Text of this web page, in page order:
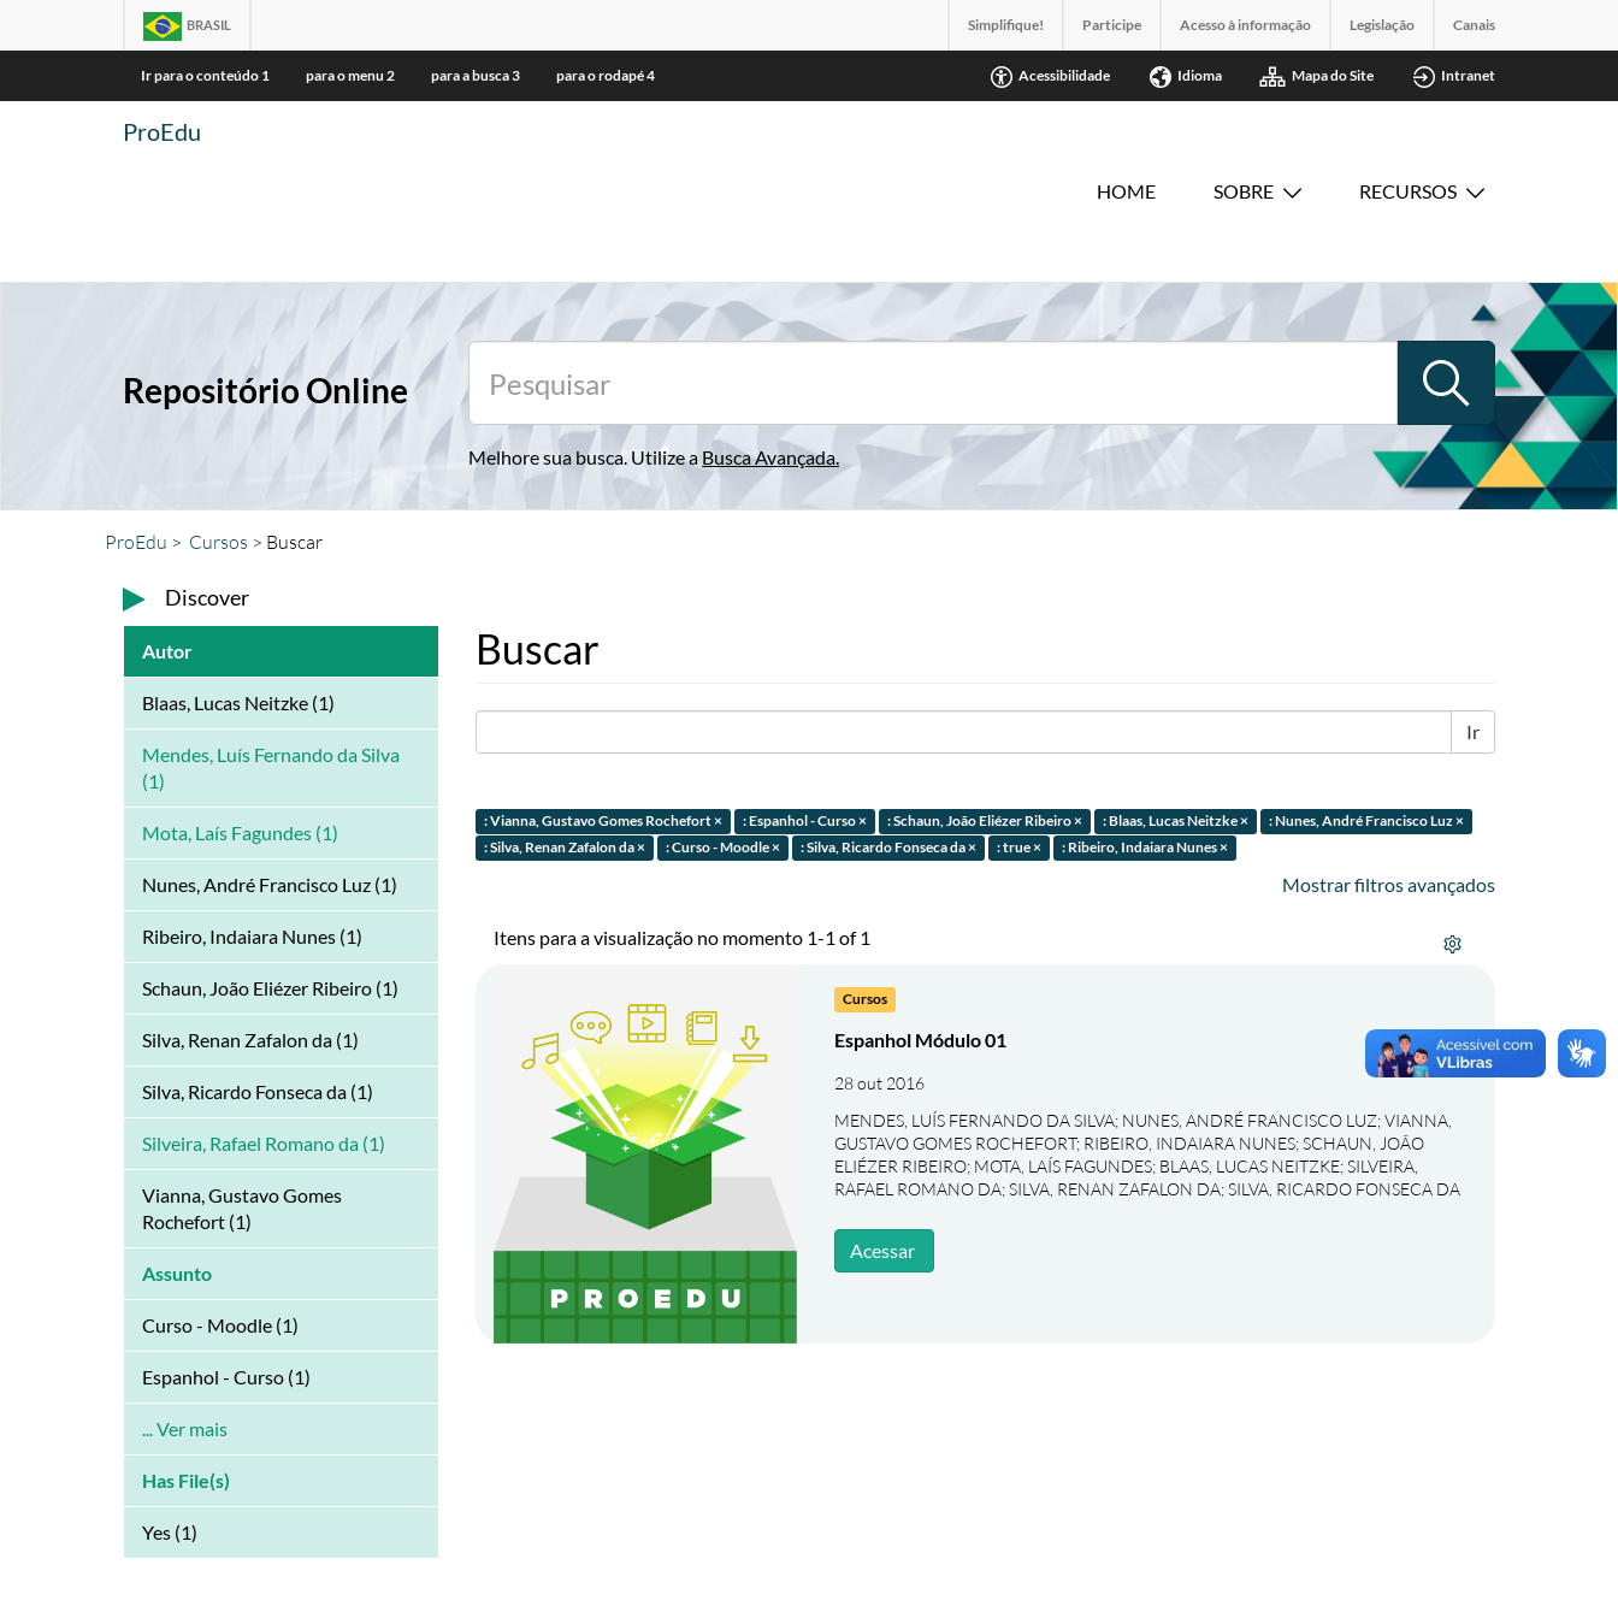
BRASIL Simplifique! Participe Acesso à informação Legislação Canais
Ir para o conteúdo 1 para o menu 2 para a busca3 para o rodapé4 Acessibilidade Idioma Mapa do Site Intranet
ProEdu
HOME SOBRE RECURSOS
Repositório Online
Melhore sua busca. Utilize a Busca Avançada.
ProEdu Cursos Buscar
Discover
Autor
Blaas, Lucas Neitzke (1)
Mendes, Luís Fernando da Silva
(1)
Mota, Laís Fagundes (1)
Nunes, André Francisco Luz (1)
Ribeiro, Indaiara Nunes (1)
Schaun, João Eliézer Ribeiro (1)
Silva, Renan Zafalon da (1)
Silva, Ricardo Fonseca da (1)
Silveira, Rafael Romano da (1)
Vianna, Gustavo Gomes
Rochefort (1)
Assunto
Curso - Moodle (1)
Espanhol - Curso (1)
... Ver mais
Has File(s)
Yes (1)
Buscar
Ir
: Vianna, Gustavo Gomes Rochefort × : Espanhol - Curso × : Schaun, João Eliézer Ribeiro × : Blaas, Lucas Neitzke ×
: Nunes, André Francisco Luz ×
: Silva, Renan Zafalon da ×
: Curso - Moodle × : Silva, Ricardo Fonseca da × : true × : Ribeiro, Indaiara Nunes ×
Mostrar filtros avançados
Itens para a visualização no momento 1-1 of 1
Cursos
Espanhol Módulo 01
28 out 2016
MENDES, LUÍS FERNANDO DA SILVA; NUNES, ANDRÉ FRANCISCO LUZ;VIANNA,
GUSTAVO GOMES ROCHEFORT; RIBEIRO, INDAIARA NUNES;SCHAUN, JOÃO
ELIÉZER RIBEIRO; MOTA, LAÍS FAGUNDES; BLAAS, LUCAS NEITZKE;SILVEIRA,
RAFAEL ROMANO DA;SILVA, RENAN ZAFALON DA;SILVA, RICARDO FONSECA DA
Acessar